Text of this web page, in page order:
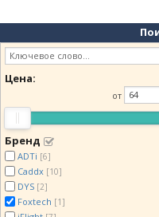
Цена:
от
Бренд
ADTi [6]
Caddx [10]
DYS [2]
Foxtech [1]